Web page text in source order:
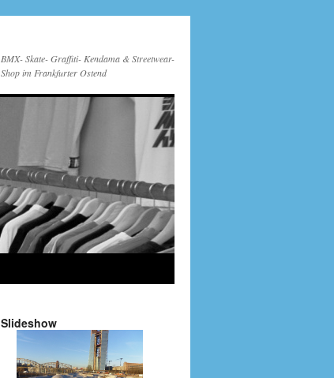
BMX- Skate- Graffiti- Kendama & Streetwear-
Shop im Frankfurter Ostend
Slideshow